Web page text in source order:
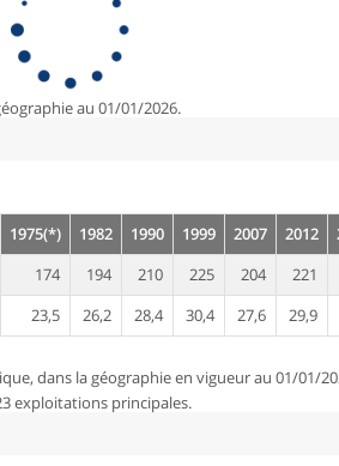
au 01/01/2026.
1975(*) 1982 1990 1999 2007 2012
174 194 210 225 204
221
23,5 26,2 28,4 30,4 27,6
29,9
dans la géographie en vigueur au 01/01/
exploitations principales.